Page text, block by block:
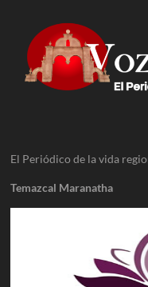
El Periódico de la vida
Temazcal Maranatha